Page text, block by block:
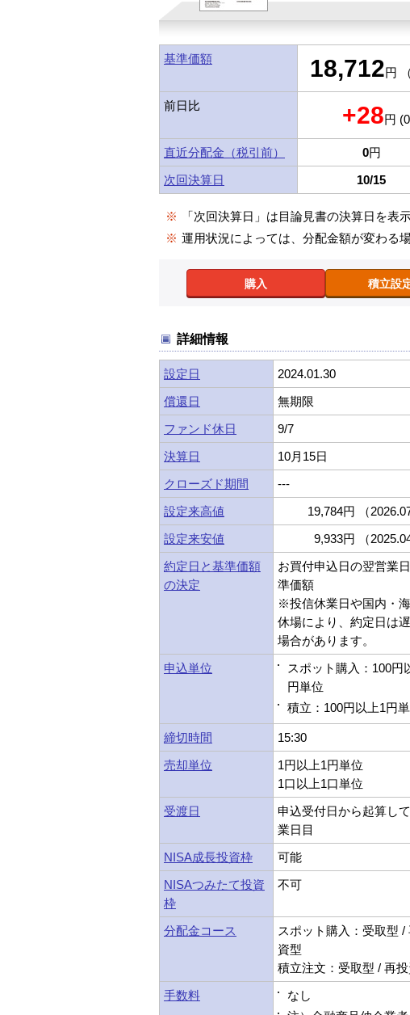
基準価額 18,712円
前日比 +28円
直近分配金（税引前） 0円
次回決算日
10/15
※
「次回決算日」は目論見書の決算日を表
※ 運用状況によっては、分配金額が変わる
購入 積立設
詳細情報
設定日
2024.01.30
償還日
無期限
ファンド休日
9/7
決算日
10月15日
クローズド期間
---
設定来高値
19,784円 （
設定来安値
9,933円 （
約定日と基準価額
の決定
お買付申込日の翌営業
準価額
※投信休業日や国内・
休場により、約定日は
場合があります。
申込単位
スポット購入：100円
円単位
積立：100円以上1円
締切時間
15:30
売却単位
1円以上1円単位
1口以上1口単位
受渡日
申込受付日から起算し
業日目
NISA成長投資枠
可能
NISAつみたて投資
枠
不可
分配金コース
スポット購入：受取型 /
資型
積立注文：受取型 / 再
手数料
なし